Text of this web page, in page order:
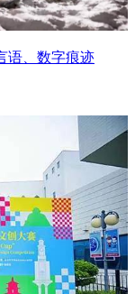
语、数字痕迹